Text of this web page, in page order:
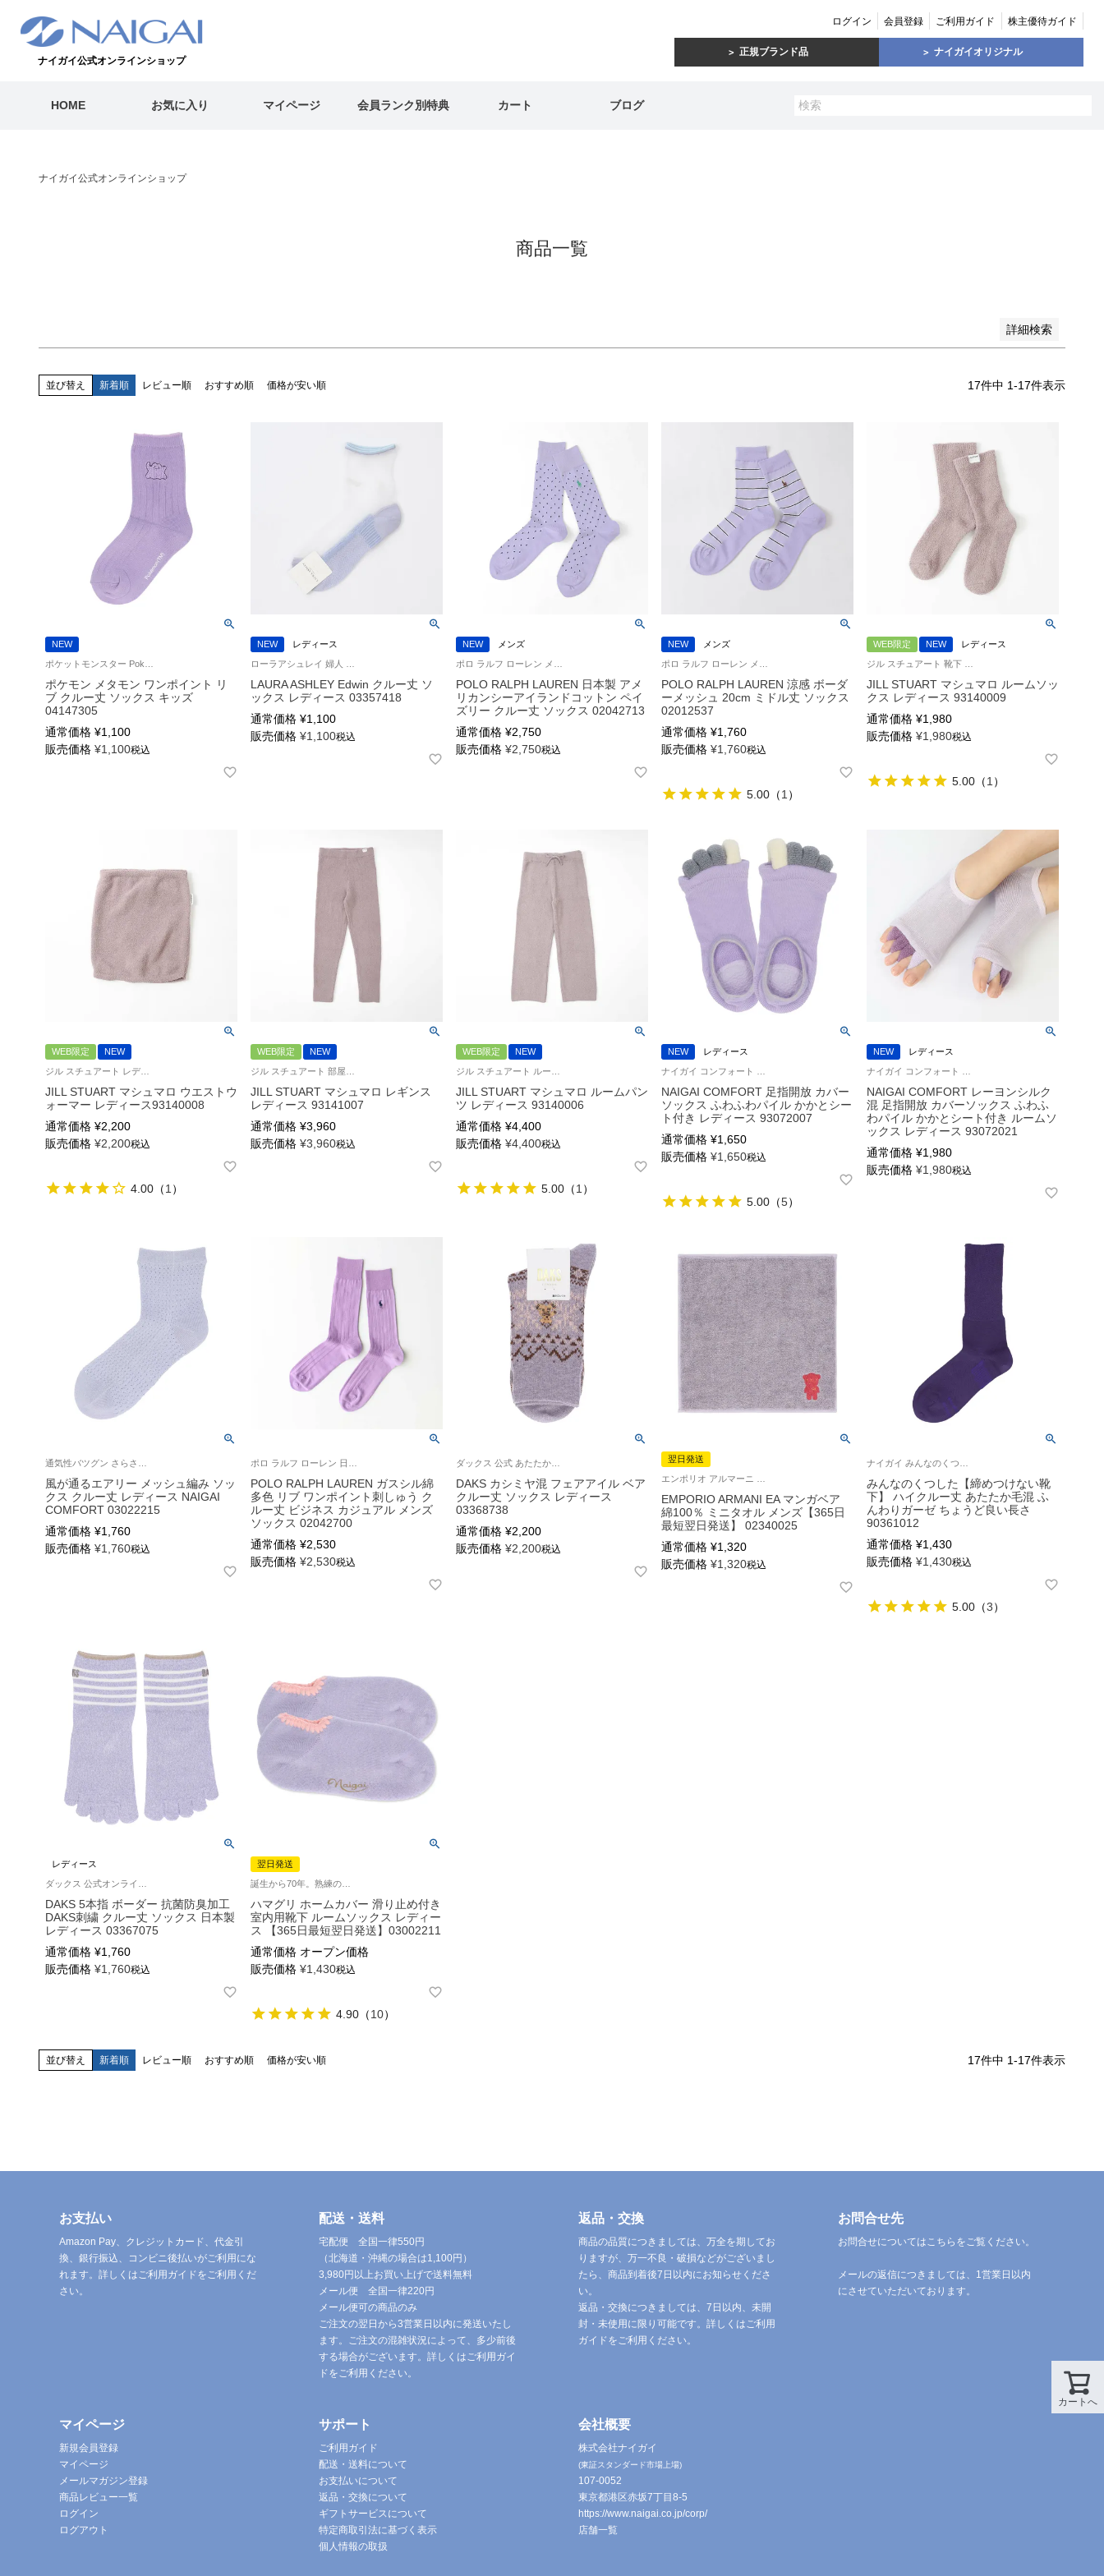
ナイガイ公式オンラインショップ
ログイン 会員登録 ご利用ガイド 株主優待ガイド
正規ブランド品 ナイガイオリジナル
HOME お気に入り マイページ 会員ランク別特典 カート ブログ
ナイガイ公式オンラインショップ
商品一覧
詳細検索
キーワード
〜
並び替え 新着順 レビュー順 おすすめ順 価格が安い順 17件中 1-17件表示
NEW
ポケモン メタモン ワンポイント リ
ブ クルー丈 ソックス キッズ
04147305
通常価格 ¥1,100
販売価格 ¥1,100税込
NEW
レディース
LAURA ASHLEY Edwin クルー丈 ソ
ックス レディース 03357418
通常価格 ¥1,100
販売価格 ¥1,100税込
NEW
メンズ
POLO RALPH LAUREN 日本製 アメ
リカンシーアイランドコットン ペイ
ズリー クルー丈 ソックス 02042713
通常価格 ¥2,750
販売価格 ¥2,750税込
NEW
メンズ
POLO RALPH LAUREN 涼感 ボーダ
ーメッシュ 20cm ミドル丈 ソックス
02012537
通常価格 ¥1,760
販売価格 ¥1,760税込
5.00 （1 ）
WEB限定 NEW
レディース
JILL STUART マシュマロ ルームソッ
クス レディース 93140009
通常価格 ¥1,980
販売価格 ¥1,980税込
5.00 （1 ）
WEB限定
NEW
JILL STUART マシュマロ ウエストウ
ォーマー レディース93140008
通常価格 ¥2,200
販売価格 ¥2,200税込
4.00 （1 ）
WEB限定
NEW
JILL STUART マシュマロ レギンス
レディース 93141007
通常価格 ¥3,960
販売価格 ¥3,960税込
WEB限定
NEW
JILL STUART マシュマロ ルームパン
ツ レディース 93140006
通常価格 ¥4,400
販売価格 ¥4,400税込
5.00 （1 ）
NEW
レディース
NAIGAI COMFORT 足指開放 カバー
ソックス ふわふわパイル かかとシー
ト付き レディース 93072007
通常価格 ¥1,650
販売価格 ¥1,650税込
5.00 （5）
NEW
レディース
NAIGAI COMFORT レーヨンシルク
混 足指開放 カバーソックス ふわふ
わパイル かかとシート付き ルームソ
ックス レディース 93072021
通常価格 ¥1,980
販売価格 ¥1,980税込
風が通るエアリー メッシュ編み ソッ
クス クルー丈 レディース NAIGAI
COMFORT 03022215
通常価格 ¥1,760
販売価格 ¥1,760税込
POLO RALPH LAUREN ガスシル綿
多色 リブ ワンポイント刺しゅう ク
ルー丈 ビジネス カジュアル メンズ
ソックス 02042700
通常価格 ¥2,530
販売価格 ¥2,530税込
DAKS カシミヤ混 フェアアイル ベア
クルー丈 ソックス レディース
03368738
通常価格 ¥2,200
販売価格 ¥2,200税込
翌日発送
EMPORIO ARMANI EA マンガベア
綿100％ ミニタオル メンズ【365日
最短翌日発送】 02340025
通常価格 ¥1,320
販売価格 ¥1,320税込
みんなのくつした【締めつけない靴
下】 ハイクルー丈 あたたか毛混 ふ
んわりガーゼ ちょうど良い長さ
90361012
通常価格 ¥1,430
販売価格 ¥1,430税込
5.00 （3）
レディース
DAKS 5本指 ボーダー 抗菌防臭加工
DAKS刺繍 クルー丈 ソックス 日本製
レディース 03367075
通常価格 ¥1,760
販売価格 ¥1,760税込
翌日発送
ハマグリ ホームカバー 滑り止め付き
室内用靴下 ルームソックス レディー
ス 【365日最短翌日発送】03002211
通常価格 オープン価格
販売価格 ¥1,430税込
4.90 （10）
並び替え 新着順 レビュー順 おすすめ順 価格が安い順 17件中 1-17件表示
カートへ
お支払い
Amazon Pay、クレジットカード、代金引
換、銀行振込、コンビニ後払いがご利用にな
れます。詳しくはご利用ガイドをご利用くだ
さい。
配送・送料
宅配便 全国一律550円
（北海道・沖縄の場合は1,100円）
3,980円以上お買い上げで送料無料
メール便 全国一律220円
メール便可の商品のみ
ご注文の翌日から3営業日以内に発送いたし
ます。ご注文の混雑状況によって、多少前後
する場合がございます。詳しくはご利用ガイ
ドをご利用ください。
返品・交換
商品の品質につきましては、万全を期してお
りますが、万一不良・破損などがございまし
たら、商品到着後7日以内にお知らせくださ
い。
返品・交換につきましては、7日以内、未開
封・未使用に限り可能です。詳しくはご利用
ガイドをご利用ください。
お問合せ先
お問合せについてはこちらをご覧ください。
メールの返信につきましては、1営業日以内
にさせていただいております。
マイページ
新規会員登録
マイページ
メールマガジン登録
商品レビュー一覧
ログイン
ログアウト
サポート
ご利用ガイド
配送・送料について
お支払いについて
返品・交換について
ギフトサービスについて
特定商取引法に基づく表示
個人情報の取扱
会社概要
株式会社ナイガイ
(東証スタンダード市場上場)
107-0052
東京都港区赤坂7丁目8-5
https://www.naigai.co.jp/corp/
店舗一覧